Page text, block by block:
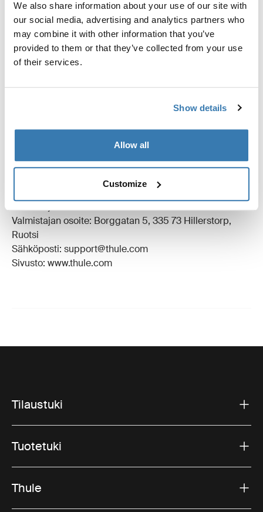
We also share information about your use of our site with
our social media, advertising and analytics partners who
may combine it with other information that you’ve
provided to them or that they’ve collected from your use
of their services.
Show details
Allow all
Customize
Toggle features
Kaikki ominaisuudet
Toggle techspec
Tekniset tiedot
Toggle guides and instructions
Ohjeet
Toggle overview
Valmistustiedot
Valmistajan osoite: Borggatan 5, 335 73 Hillerstorp,
Ruotsi
Sähköposti: support@thule.com
Sivusto: www.thule.com
Tilaustuki
Tuotetuki
Thule